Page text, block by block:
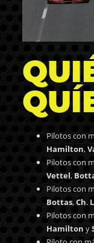
Pilotos con
Hamilton,
Pilotos con
Vettel,
Pilotos con
Bottas,Ch.
Pilotos con
Hamilton y